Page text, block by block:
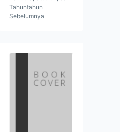
Tahuntahun
Sebelumnya